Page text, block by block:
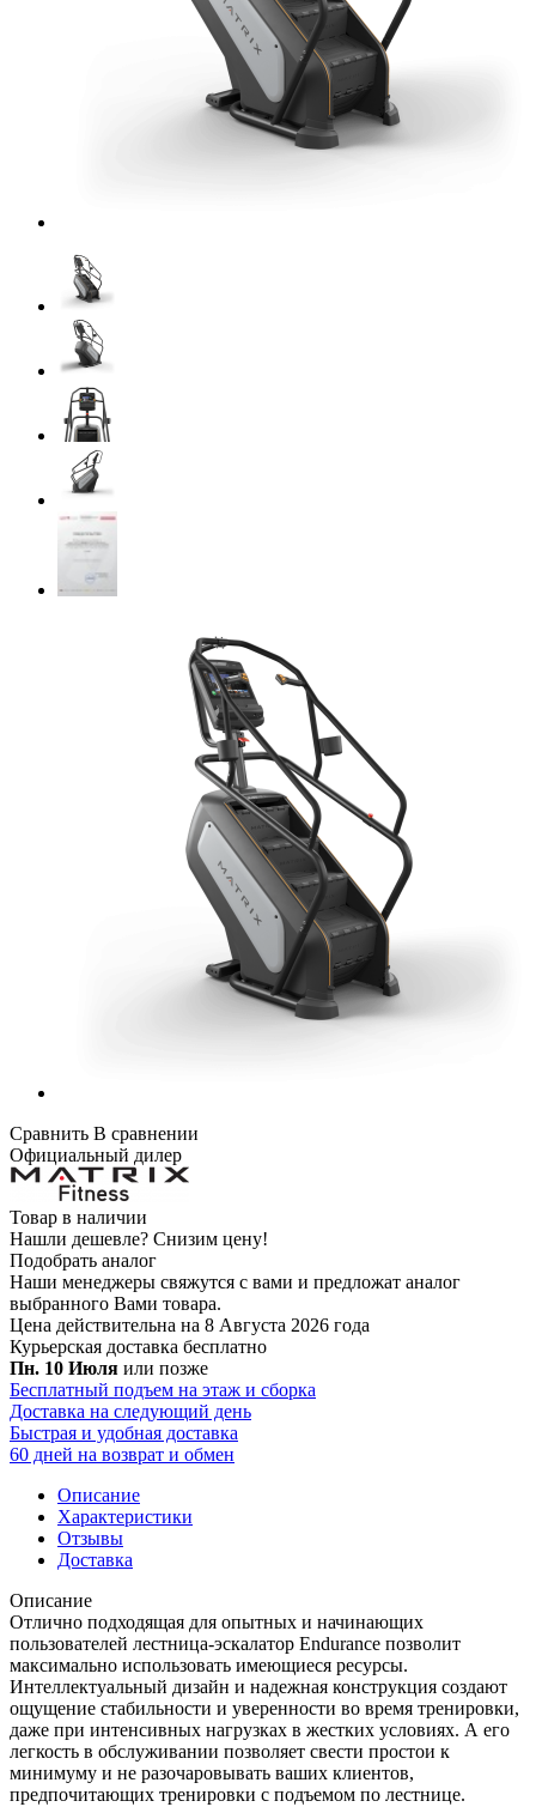
Сравнить В сравнении
Официальный дилер
Товар в наличии
Нашли дешевле? Снизим цену!
Подобрать аналог
Наши менеджеры свяжутся с вами и предложат аналог
выбранного Вами товара.
Цена действительна на 8 Августа 2026 года
Курьерская доставка бесплатно
Пн. 10 Июля или позже
Бесплатный подъем на этаж и сборка
Доставка на следующий день
Быстрая и удобная доставка
60 дней на возврат и обмен
Описание
Характеристики
Отзывы
Доставка
Описание
Отлично подходящая для опытных и начинающих
пользователей лестница-эскалатор Endurance позволит
максимально использовать имеющиеся ресурсы.
Интеллектуальный дизайн и надежная конструкция создают
ощущение стабильности и уверенности во время тренировки,
даже при интенсивных нагрузках в жестких условиях. А его
легкость в обслуживании позволяет свести простои к
минимуму и не разочаровывать ваших клиентов,
предпочитающих тренировки с подъемом по лестнице.